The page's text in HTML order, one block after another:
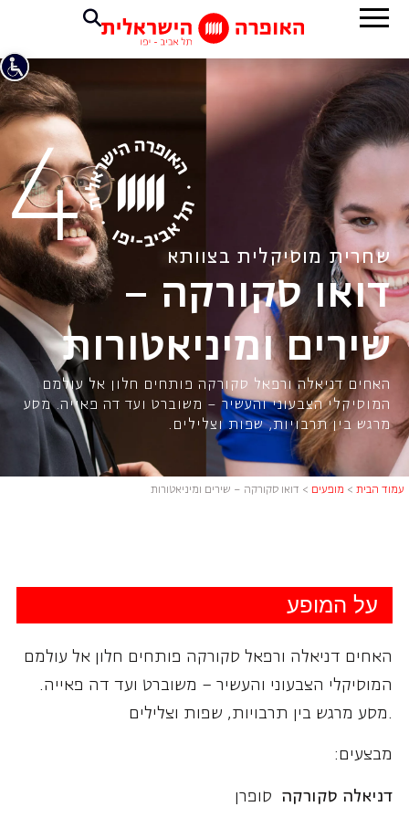
שחרית מוסיקלית בצוותא
דואו סקורקה –
שירים ומיניאטורות
האחים דניאלה ורפאל סקורקה פותחים חלון אל עולמם
המוסיקלי הצבעוני והעשיר – משוברט ועד דה פאייה. מסע
מרגש בין תרבויות, שפות וצלילים.
עמוד הבית > מופעים > דואו סקורקה – שירים ומיניאטורות
על המופע
האחים דניאלה ורפאל סקורקה פותחים חלון אל עולמם
המוסיקלי הצבעוני והעשיר – משוברט ועד דה פאייה.
מסע מרגש בין תרבויות, שפות וצלילים.
מבצעים:
דניאלה סקורקה סופרן